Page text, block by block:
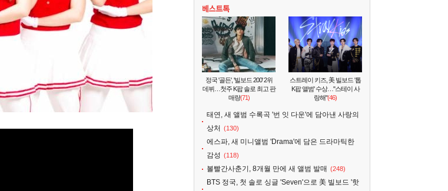
정국 '골든', '빌보드 200' 2위
데뷔…첫주 K팝 솔로 최고 판
매량(71)
스트레이 키즈, 美 빌보드 '톱
K팝 앨범' 수상…"스테이 사
랑해"(46)
태연, 새 앨범 수록곡 '번 잇 다운'에 담아낸 사랑의
상처 (130)
에스파, 새 미니앨범 'Drama'에 담은 드라마틱한
감성 (118)
볼빨간사춘기, 8개월 만에 새 앨범 발매 (248)
BTS 정국, 첫 솔로 싱글 'Seven'으로 美 빌보드 '핫